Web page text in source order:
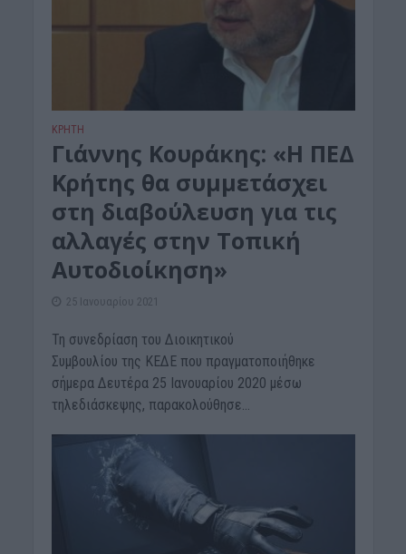
ΚΡΗΤΗ
Γιάννης Κουράκης: «Η ΠΕΔ
Κρήτης θα συμμετάσχει
στη διαβούλευση για τις
αλλαγές στην Τοπική
Αυτοδιοίκηση»
25 Ιανουαρίου 2021
Τη συνεδρίαση του Διοικητικού
Συμβουλίου της ΚΕΔΕ που πραγματοποιήθηκε
σήμερα Δευτέρα 25 Ιανουαρίου 2020 μέσω
τηλεδιάσκεψης, παρακολούθησε...